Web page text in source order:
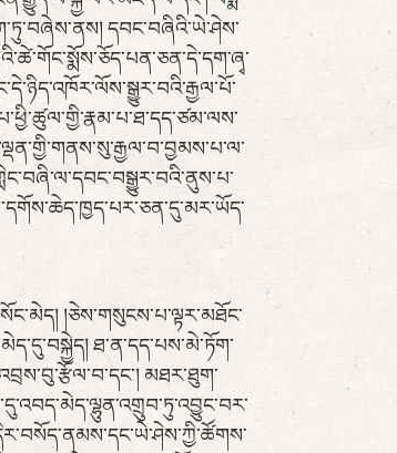
དབང་བཞིའི་ཡེ་ཤེས་
།ཅེས་གསུངས་པ་ལྟར་མཐོང་
ཐ་ན་དད་པས་མེ་ཏོག་
མཐར་ཐུག་